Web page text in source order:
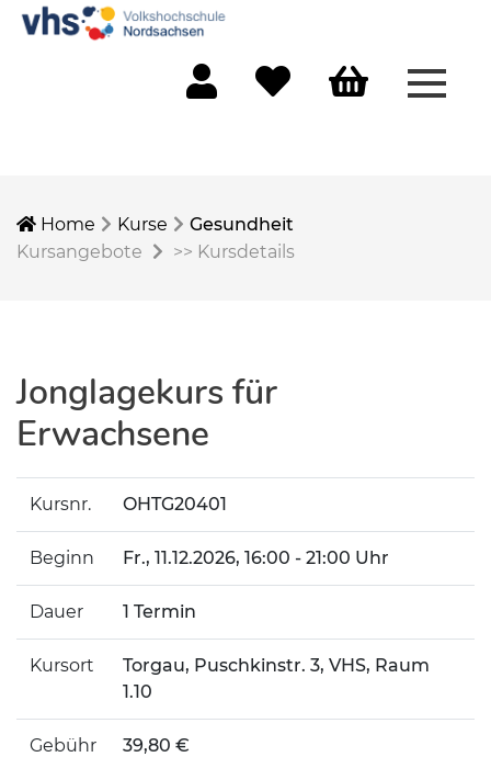
Home Kurse
Gesundheit
Kursangebote
>> Kursdetails
Jonglagekurs für
Erwachsene
Kursnr. OHTG20401
Beginn Fr., 11.12.2026, 16:00 - 21:00 Uhr
Dauer 1 Termin
Kursort
Torgau, Puschkinstr. 3, VHS, Raum
1.10
Gebühr 39,80 €